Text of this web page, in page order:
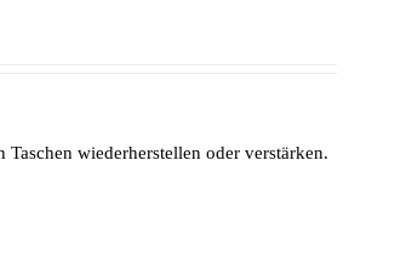
wiederherstellen oder verstärken.